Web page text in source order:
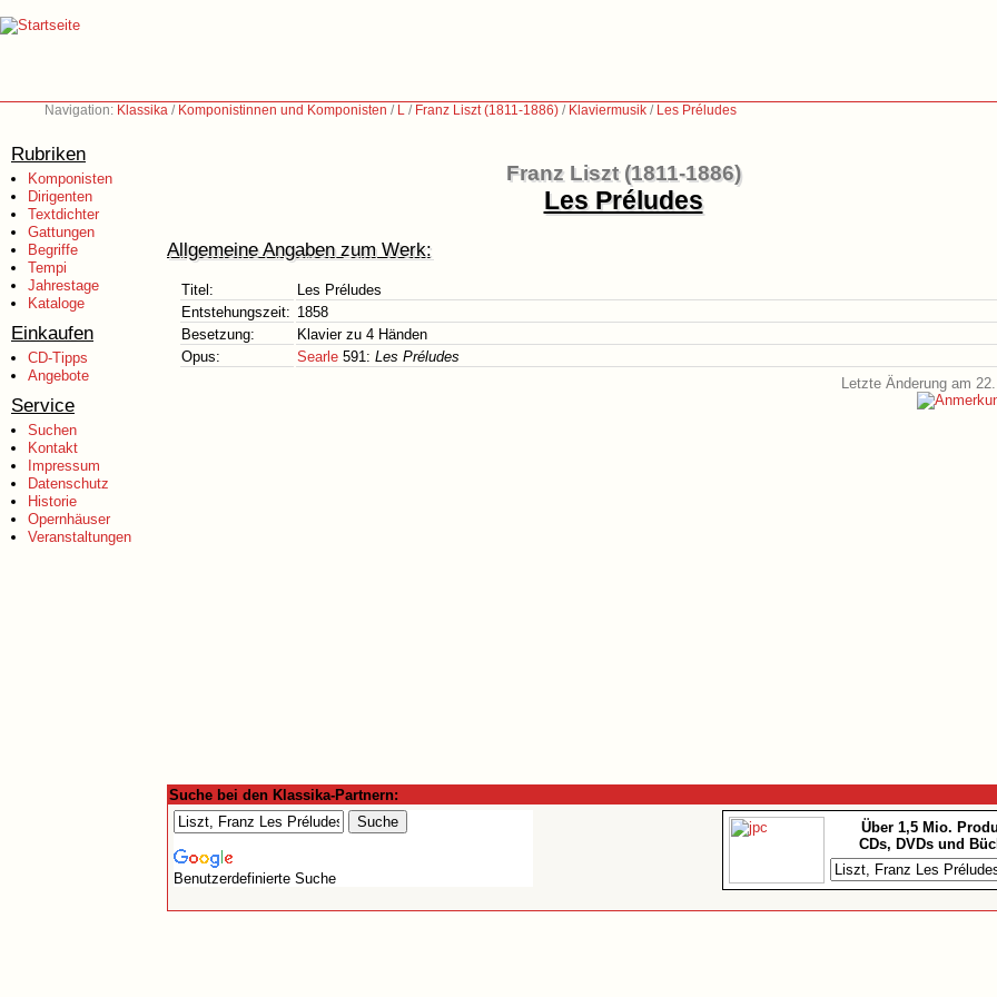
Navigation: Klassika / Komponistinnen und Komponisten / L / Franz Liszt (1811-1886) / Klaviermusik / Les Préludes
Rubriken
Komponisten
Dirigenten
Textdichter
Gattungen
Begriffe
Tempi
Jahrestage
Kataloge
Einkaufen
CD-Tipps
Angebote
Service
Suchen
Kontakt
Impressum
Datenschutz
Historie
Opernhäuser
Veranstaltungen
Franz Liszt (1811-1886)
Les Préludes
Allgemeine Angaben zum Werk:
Titel:
Les Préludes
Entstehungszeit: 1858
Besetzung:
Klavier zu 4 Händen
Opus:
Searle 591: Les Préludes
Letzte Änderung am
Suche bei den Klassika-Partnern:
Benutzerdefinierte Suche
Über 1,5 Mio.
CDs, DVDs und